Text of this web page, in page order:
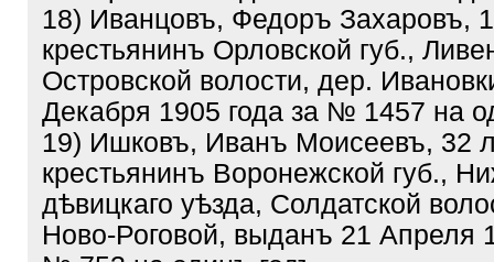
18) Иванцовъ, Федоръ Захаровъ,
крестьянинъ Орловской губ.,
Островской волости, дер.
Декабря 1905 года за № 1457 на
19) Ишковъ, Иванъ Моисеевъ, 32
крестьянинъ Воронежской губ.,
дѣвицкаго уѣзда, Солдатской
Ново-Роговой, выданъ 21 Апреля